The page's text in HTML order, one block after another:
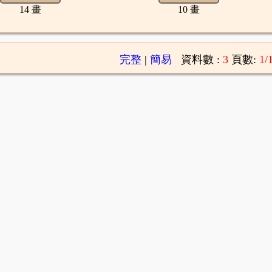
14 畫 10 畫
完整| 簡易 資料數 : 3 頁數: 1/